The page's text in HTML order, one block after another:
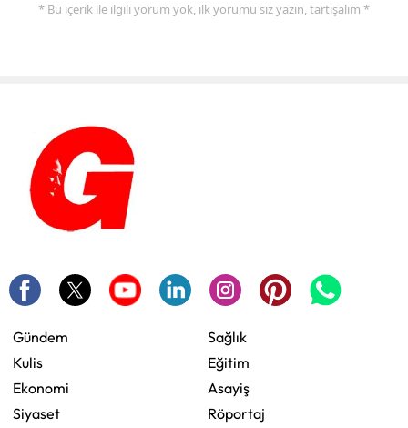
* Bu içerik ile ilgili yorum yok, ilk yorumu siz yazın, tartışalım *
Gündem
Kulis
Ekonomi
Siyaset
Sağlık
Eğitim
Asayiş
Röportaj